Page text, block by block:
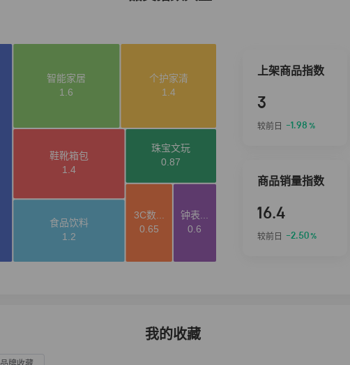
上架商品指数
3
较前日 -1.98 %
商品销量指数
16.4
较前日 -2.50%
我的收藏